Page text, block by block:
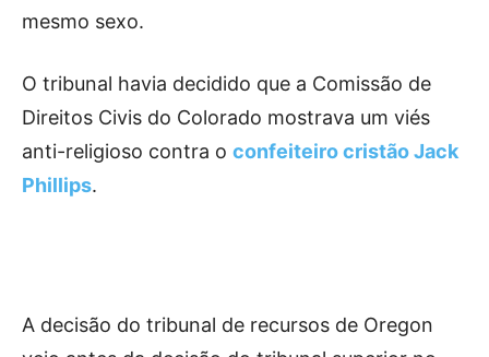
mesmo sexo.
O tribunal havia decidido que a Comissão de
Direitos Civis do Colorado mostrava um viés
anti-religioso contra o confeiteiro cristão Jack
Phillips.
A decisão do tribunal de recursos de Oregon